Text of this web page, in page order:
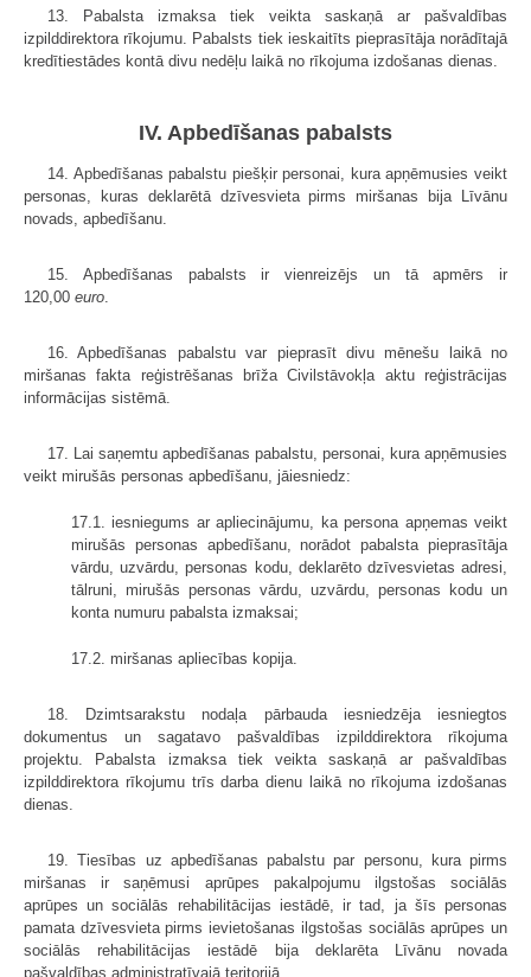
13. Pabalsta izmaksa tiek veikta saskaņā ar pašvaldības
izpilddirektora rīkojumu. Pabalsts tiek ieskaitīts pieprasītāja norādītajā
kredītiestādes kontā divu nedēļu laikā no rīkojuma izdošanas dienas.
IV. Apbedīšanas pabalsts
14. Apbedīšanas pabalstu piešķir personai, kura apņēmusies veikt
personas, kuras deklarētā dzīvesvieta pirms miršanas bija Līvānu
novads, apbedīšanu.
15. Apbedīšanas pabalsts ir vienreizējs un tā apmērs ir
120,00 euro
16. Apbedīšanas pabalstu var pieprasīt divu mēnešu laikā no
miršanas fakta reģistrēšanas brīža Civilstāvokļa aktu reģistrācijas
informācijas sistēmā.
17. Lai saņemtu apbedīšanas pabalstu, personai, kura apņēmusies
veikt mirušās personas apbedīšanu, jāiesniedz:
17.1. iesniegums ar apliecinājumu, ka persona apņemas veikt
mirušās personas apbedīšanu, norādot pabalsta pieprasītāja
vārdu, uzvārdu, personas kodu, deklarēto dzīvesvietas adresi,
tālruni, mirušās personas vārdu, uzvārdu, personas kodu un
konta numuru pabalsta izmaksai;
17.2. miršanas apliecības kopija.
18. Dzimtsarakstu nodaļa pārbauda iesniedzēja iesniegtos
dokumentus un sagatavo pašvaldības izpilddirektora rīkojuma
projektu. Pabalsta izmaksa tiek veikta saskaņā ar pašvaldības
izpilddirektora rīkojumu trīs darba dienu laikā no rīkojuma izdošanas
dienas.
19. Tiesības uz apbedīšanas pabalstu par personu, kura pirms
miršanas ir saņēmusi aprūpes pakalpojumu ilgstošas sociālās
aprūpes un sociālās rehabilitācijas iestādē, ir tad, ja šīs personas
pamata dzīvesvieta pirms ievietošanas ilgstošas sociālās aprūpes un
sociālās rehabilitācijas iestādē bija deklarēta Līvānu novada
pašvaldības administratīvajā teritorijā.